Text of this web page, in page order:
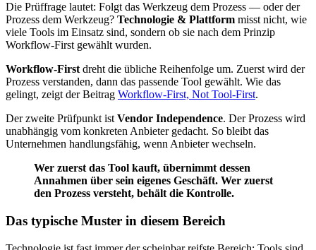
Die Prüffrage lautet: Folgt das Werkzeug dem Prozess — oder der
Prozess dem Werkzeug? Technologie & Plattform misst nicht, wie
viele Tools im Einsatz sind, sondern ob sie nach dem Prinzip
Workflow-First gewählt wurden.
Workflow-Firstdreht die übliche Reihenfolge um. Zuerst wird der
Prozess verstanden, dann das passende Tool gewählt. Wie das
gelingt, zeigt der Beitrag Workflow-First, Not Tool-First.
Der zweite Prüfpunkt istVendor Independence. Der Prozess wird
unabhängig vom konkreten Anbieter gedacht. So bleibt das
Unternehmen handlungsfähig, wenn Anbieter wechseln.
Wer zuerst das Tool kauft, übernimmt dessen
Annahmen über sein eigenes Geschäft. Wer zuerst
den Prozess versteht, behält die Kontrolle.
Das typische Muster in diesem Bereich